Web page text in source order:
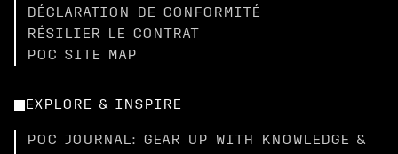
DÉCLARATION DE CONFORMITÉ
RÉSILIER LE CONTRAT
POC SITE MAP
EXPLORE & INSPIRE
POC JOURNAL: GEAR UP WITH KNOWLEDGE &